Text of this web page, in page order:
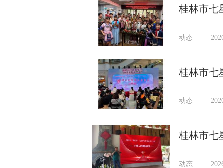
桂林市七
动态
桂林市七
动态
桂林市七
动态